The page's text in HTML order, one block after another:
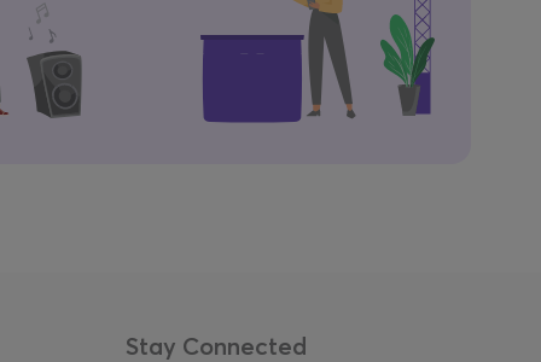
Stay Connected